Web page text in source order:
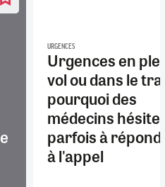
URGENCES
Urgences en
vol ou dans le
pourquoi des
médecins
parfois à
à l'appel